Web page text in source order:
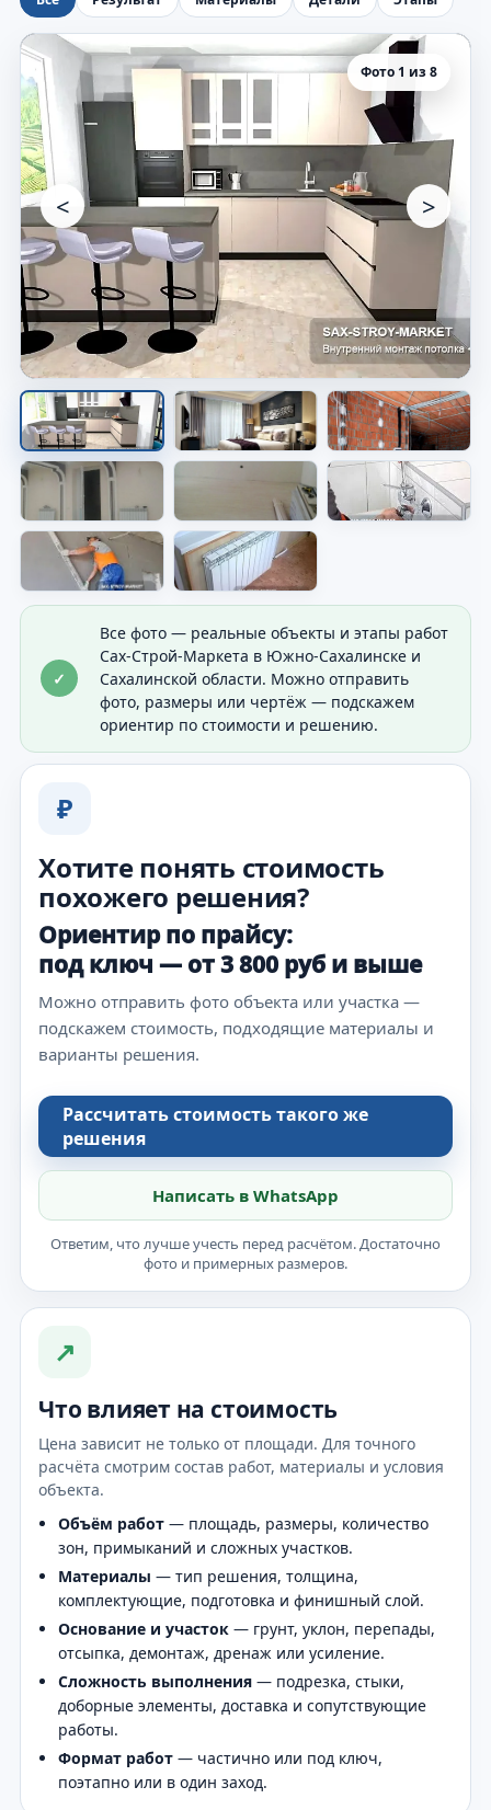
Фото 1 из 8
<
Помещение после отделки
Видно аккуратный результат внутри объекта.
>
✓
Все фото — реальные объекты и этапы работ
Сах-Строй-Маркета в Южно-Сахалинске и
Сахалинской области. Можно отправить
фото, размеры или чертёж — подскажем
ориентир по стоимости и решению.
₽
Хотите понять стоимость
похожего решения?
Ориентир по прайсу:
под ключ — от 3 800 руб и выше
Можно отправить фото объекта или участка —
подскажем стоимость, подходящие материалы и
варианты решения.
Рассчитать стоимость такого же
решения
Написать в WhatsApp
Ответим, что лучше учесть перед расчётом. Достаточно
фото и примерных размеров.
↗
Что влияет на стоимость
Цена зависит не только от площади. Для точного
расчёта смотрим состав работ, материалы и условия
объекта.
Объём работ — площадь, размеры, количество
зон, примыканий и сложных участков.
Материалы — тип решения, толщина,
комплектующие, подготовка и финишный слой.
Основание и участок — грунт, уклон, перепады,
отсыпка, демонтаж, дренаж или усиление.
Сложность выполнения — подрезка, стыки,
доборные элементы, доставка и сопутствующие
работы.
Формат работ — частично или под ключ,
поэтапно или в один заход.